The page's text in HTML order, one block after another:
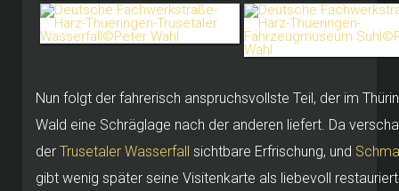
Nun folgt der fahrerisch anspruchsvollste Teil, der im
Wald eine Schräglage nach der anderen liefert. Da
der Trusetaler Wasserfall sichtbare Erfrischung, und
gibt wenig später seine Visitenkarte als liebevoll